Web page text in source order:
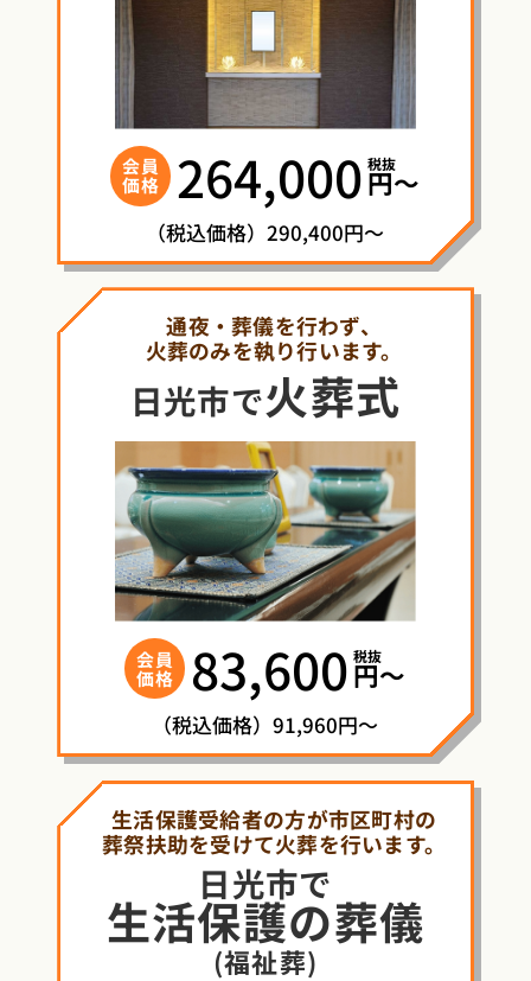
会員
価格 264,000 税抜
円〜
（税込価格）290,400円～
通夜・葬儀を行わず、
火葬のみを執り行います。
日光市で火葬式
会員
価格 83,600 税抜
円〜
（税込価格）91,960円～
生活保護受給者の方が市区町村の
葬祭扶助を受けて火葬を行います。
日光市で
生活保護の葬儀
(福祉葬)